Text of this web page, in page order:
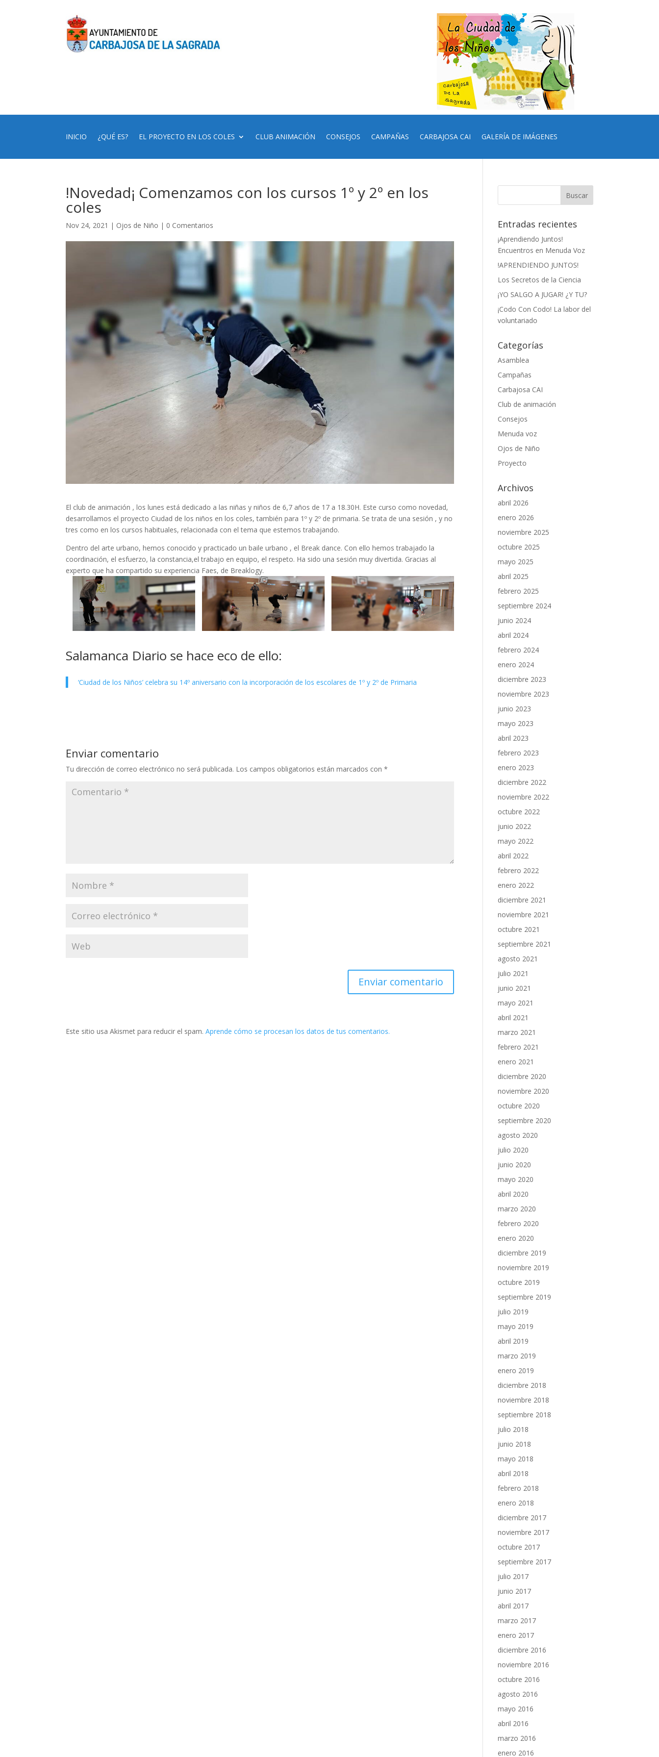
INICIO ¿QUÉ ES? EL PROYECTO EN LOS COLES CLUB ANIMACIÓN CONSEJOS CAMPAÑAS CARBAJOSA CAI GALERÍA DE IMÁGENES
!Novedad¡ Comenzamos con los cursos 1º y 2º en los
coles
Nov 24, 2021 | Ojos de Niño | 0 Comentarios
El club de animación , los lunes está dedicado a las niñas y niños de 6,7 años de 17 a 18.30H. Este curso como novedad,
desarrollamos el proyecto Ciudad de los niños en los coles, también para 1º y 2º de primaria. Se trata de una sesión , y no
tres como en los cursos habituales, relacionada con el tema que estemos trabajando.
Dentro del arte urbano, hemos conocido y practicado un baile urbano , el Break dance. Con ello hemos trabajado la
coordinación, el esfuerzo, la constancia,el trabajo en equipo, el respeto. Ha sido una sesión muy divertida. Gracias al
experto que ha compartido su experiencia Faes, de Breaklogy.
Salamanca Diario se hace eco de ello:
‘Ciudad de los Niños’ celebra su 14º aniversario con la incorporación de los escolares de 1º y 2º de Primaria
Enviar comentario
Tu dirección de correo electrónico no será publicada. Los campos obligatorios están marcados con*
Este sitio usa Akismet para reducir el spam.Aprende cómo se procesan los datos de tus comentarios.
Entradas recientes
¡Aprendiendo Juntos!
Encuentros en Menuda Voz
!APRENDIENDO JUNTOS!
Los Secretos de la Ciencia
¡YO SALGO A JUGAR! ¿Y TU?
¡Codo Con Codo! La labor del
voluntariado
Categorías
Asamblea
Campañas
Carbajosa CAI
Club de animación
Consejos
Menuda voz
Ojos de Niño
Proyecto
Archivos
abril 2026
enero 2026
noviembre 2025
octubre 2025
mayo 2025
abril 2025
febrero 2025
septiembre 2024
junio 2024
abril 2024
febrero 2024
enero 2024
diciembre 2023
noviembre 2023
junio 2023
mayo 2023
abril 2023
febrero 2023
enero 2023
diciembre 2022
noviembre 2022
octubre 2022
junio 2022
mayo 2022
abril 2022
febrero 2022
enero 2022
diciembre 2021
noviembre 2021
octubre 2021
septiembre 2021
agosto 2021
julio 2021
junio 2021
mayo 2021
abril 2021
marzo 2021
febrero 2021
enero 2021
diciembre 2020
noviembre 2020
octubre 2020
septiembre 2020
agosto 2020
julio 2020
junio 2020
mayo 2020
abril 2020
marzo 2020
febrero 2020
enero 2020
diciembre 2019
noviembre 2019
octubre 2019
septiembre 2019
julio 2019
mayo 2019
abril 2019
marzo 2019
enero 2019
diciembre 2018
noviembre 2018
septiembre 2018
julio 2018
junio 2018
mayo 2018
abril 2018
febrero 2018
enero 2018
diciembre 2017
noviembre 2017
octubre 2017
septiembre 2017
julio 2017
junio 2017
abril 2017
marzo 2017
enero 2017
diciembre 2016
noviembre 2016
octubre 2016
agosto 2016
mayo 2016
abril 2016
marzo 2016
enero 2016